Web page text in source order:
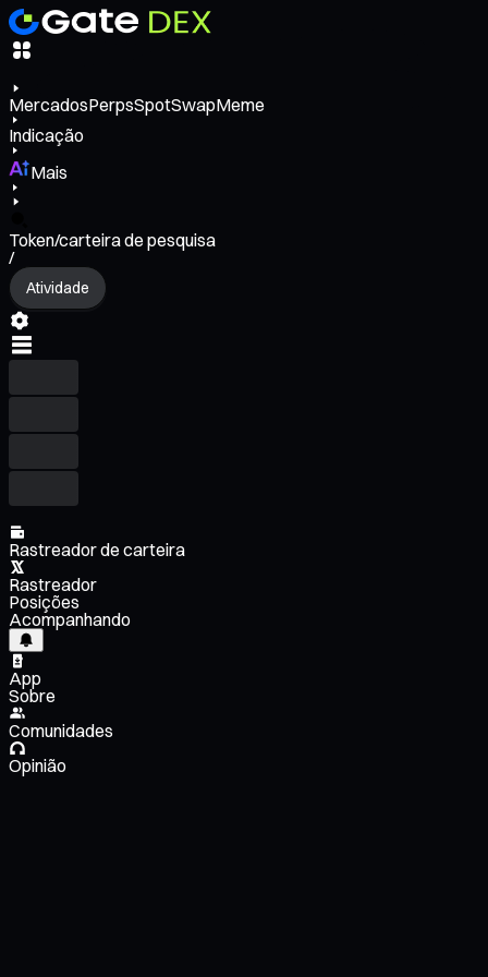
MercadosPerpsSpotSwapMeme
Indicação
Mais
Token/carteira de pesquisa
/
Atividade
Rastreador de carteira
Rastreador
Posições
Acompanhando
App
Sobre
Comunidades
Opinião